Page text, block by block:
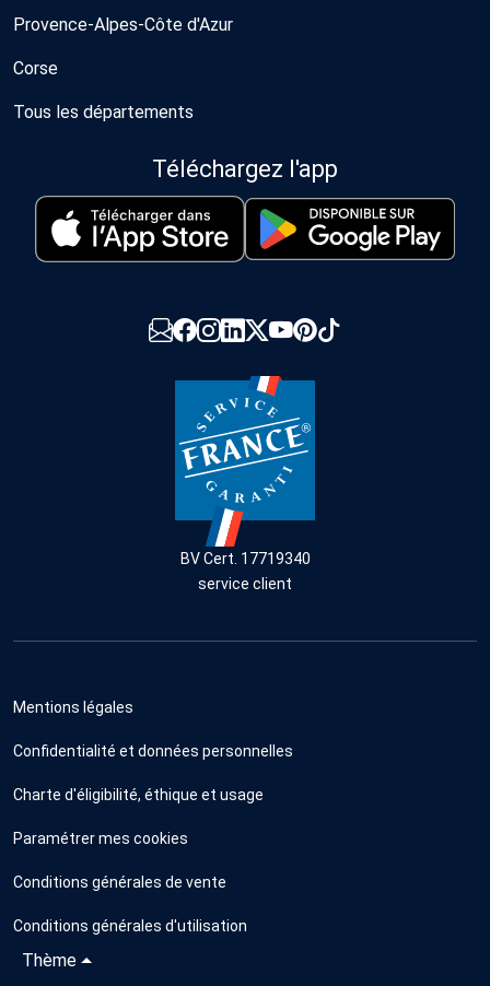
Provence-Alpes-Côte d'Azur
Corse
Tous les départements
Téléchargez l'app
BV Cert. 17719340
service client
Mentions légales
Confidentialité et données personnelles
Charte d'éligibilité, éthique et usage
Paramétrer mes cookies
Conditions générales de vente
Conditions générales d'utilisation
Thème